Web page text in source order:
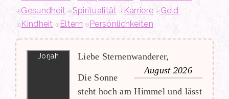
Gesundheit
Spiritualität Karriere
Geld
Kindheit
Eltern Persönlichkeiten
Liebe Sternenwanderer,
August 2026
Die Sonne
steht hoch am Himmel und lässt